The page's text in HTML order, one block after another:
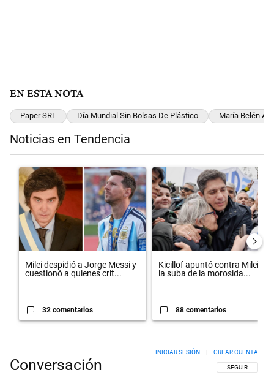
EN ESTA NOTA
Paper SRL Día Mundial Sin Bolsas De Plástico María Belén
Noticias en Tendencia
Un artículo de tendencia con el título "Milei despidió a Jorge Messi
Milei despidió a Jorge Messi y
cuestionó a quienes crit...
32 comentarios
Un artículo de tendencia con el
Kicillof apuntó contra Milei por
la suba de la morosida...
88 comentarios
Conversación SIGA ESTA
SEGUIR
INICIAR SESIÓN | CREAR CUENTA